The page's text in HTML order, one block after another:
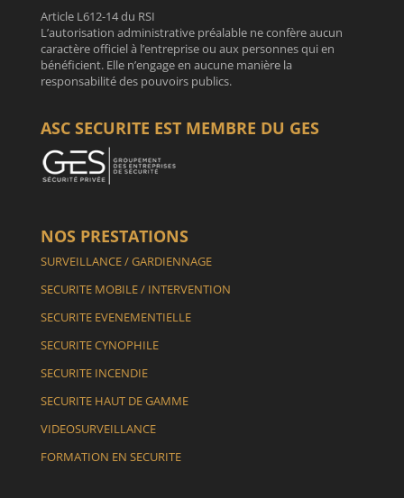
Article L612-14 du RSI
L’autorisation administrative préalable ne confère aucun
caractère officiel à l’entreprise ou aux personnes qui en
bénéficient. Elle n’engage en aucune manière la
responsabilité des pouvoirs publics.
ASC SECURITE EST MEMBRE DU GES
NOS PRESTATIONS
SURVEILLANCE / GARDIENNAGE
SECURITE MOBILE / INTERVENTION
SECURITE EVENEMENTIELLE
SECURITE CYNOPHILE
SECURITE INCENDIE
SECURITE HAUT DE GAMME
VIDEOSURVEILLANCE
FORMATION EN SECURITE